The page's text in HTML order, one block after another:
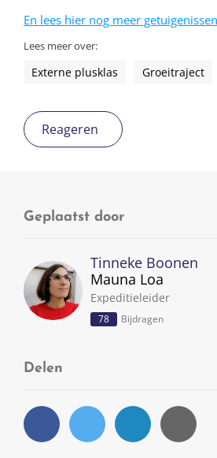
En lees hier nog meer
Lees meer over:
Externe plusklas Groeitraject
Reageren
Geplaatst door
Tinneke Boonen
Mauna Loa
Expeditieleider
78 Bijdragen
Delen
Deel op Facebook.
Deel op Twitter.
Deel op